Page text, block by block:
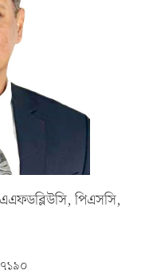
পিএসসি,